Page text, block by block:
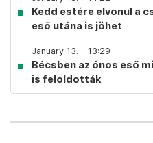
Kedd estére elvonul a
eső utána is jöhet
January 13. – 13:29
Bécsben az ónos eső
is feloldották